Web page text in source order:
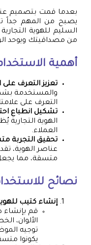
بعدما قمت بتصميم
يصبح من المهم جداً
السليم للهوية
من مصداقيتك ويوحد
أهمية
تعزيز التعرف على
والمستخدمة
التعرف على
تشكيل انطباع
الهوية التجارية
العملاء.
تحقيق التجربة
عناصر الهوية،
متسقة، مما
نصائح
إنشاء كتيب
قم بإنشاء
الألوان،
توجيه
يكونوا